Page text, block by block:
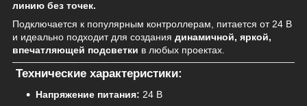
линию без точек.
Подключается к популярным контроллерам, питается от 24 В
и идеально подходит для создания динамичной, яркой,
впечатляющей подсветки в любых проектах.
Технические характеристики:
Напряжение питания: 24 В